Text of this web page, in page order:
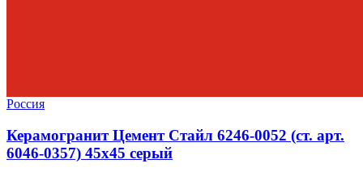
Россия
Керамогранит Цемент Стайл 6246-0052 (ст. арт.
6046-0357) 45x45 серый